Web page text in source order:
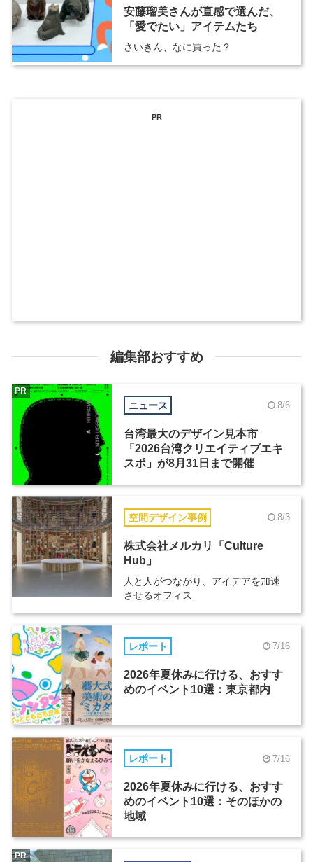
安藤瑠美さんが直感で選んだ、
「愛でたい」アイテムたち
さいきん、なに買った？
PR
編集部おすすめ
ニュース 8/6
台湾最大のデザイン見本市
「2026台湾クリエイティブエキ
スポ」が8月31日まで開催
PR
空間デザイン事例 8/3
株式会社メルカリ「Culture
Hub」
人と人がつながり、アイデアを加速
させるオフィス
レポート 7/16
2026年夏休みに行ける、おすす
めのイベント10選：東京都内
レポート 7/16
2026年夏休みに行ける、おすす
めのイベント10選：そのほかの
地域
PR